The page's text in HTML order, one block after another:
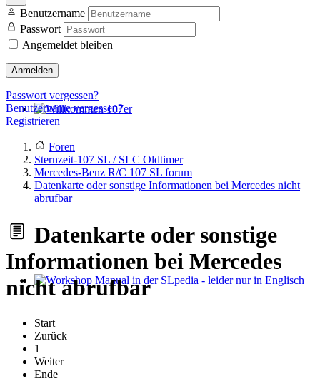
Willkommen 107er
Workshop Manual in der SLpedia - leider nur in Englisch
Benutzername
Passwort
Angemeldet bleiben
Anmelden
Passwort vergessen?
Benutzername vergessen?
Registrieren
Foren
Sternzeit-107 SL / SLC Oldtimer
Mercedes-Benz R/C 107 SL forum
Datenkarte oder sonstige Informationen bei Mercedes nicht
abrufbar
Datenkarte oder sonstige
Informationen bei Mercedes
nicht abrufbar
Start
Zurück
1
Weiter
Ende